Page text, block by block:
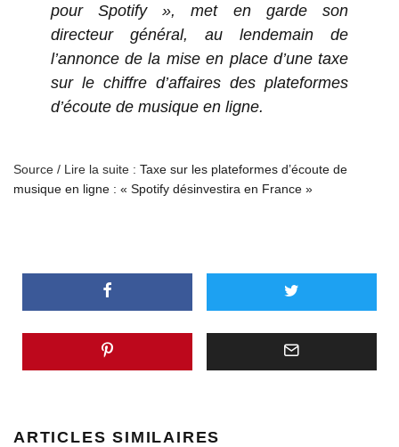
pour Spotify », met en garde son
directeur général, au lendemain de
l’annonce de la mise en place d’une taxe
sur le chiffre d’affaires des plateformes
d’écoute de musique en ligne.
Source / Lire la suite : Taxe sur les plateformes d’écoute de
musique en ligne : « Spotify désinvestira en France »
ARTICLES SIMILAIRES